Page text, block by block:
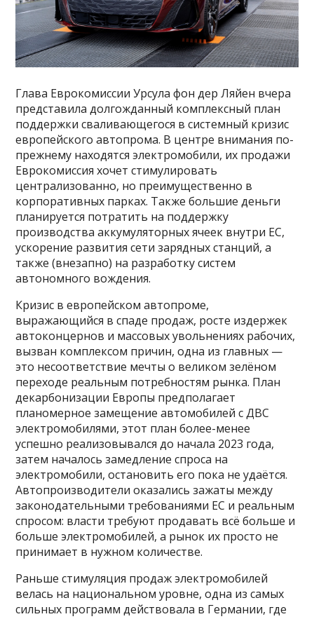
Глава Еврокомиссии Урсула фон дер Ляйен вчера
представила долгожданный комплексный план
поддержки сваливающегося в системный кризис
европейского автопрома. В центре внимания по-
прежнему находятся электромобили, их продажи
Еврокомиссия хочет стимулировать
централизованно, но преимущественно в
корпоративных парках. Также большие деньги
планируется потратить на поддержку
производства аккумуляторных ячеек внутри ЕС,
ускорение развития сети зарядных станций, а
также (внезапно) на разработку систем
автономного вождения.
Кризис в европейском автопроме,
выражающийся в спаде продаж, росте издержек
автоконцернов и массовых увольнениях рабочих,
вызван комплексом причин, одна из главных —
это несоответствие мечты о великом зелёном
переходе реальным потребностям рынка. План
декарбонизации Европы предполагает
планомерное замещение автомобилей с ДВС
электромобилями, этот план более-менее
успешно реализовывался до начала 2023 года,
затем началось замедление спроса на
электромобили, остановить его пока не удаётся.
Автопроизводители оказались зажаты между
законодательными требованиями ЕС и реальным
спросом: власти требуют продавать всё больше и
больше электромобилей, а рынок их просто не
принимает в нужном количестве.
Раньше стимуляция продаж электромобилей
велась на национальном уровне, одна из самых
сильных программ действовала в Германии, где